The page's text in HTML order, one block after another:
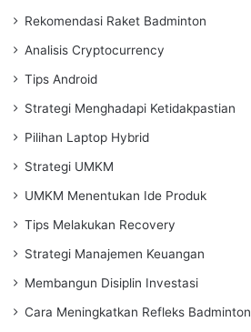
Rekomendasi Raket Badminton
Analisis Cryptocurrency
Tips Android
Strategi Menghadapi Ketidakpastian
Pilihan Laptop Hybrid
Strategi UMKM
UMKM Menentukan Ide Produk
Tips Melakukan Recovery
Strategi Manajemen Keuangan
Membangun Disiplin Investasi
Cara Meningkatkan Refleks Badminton